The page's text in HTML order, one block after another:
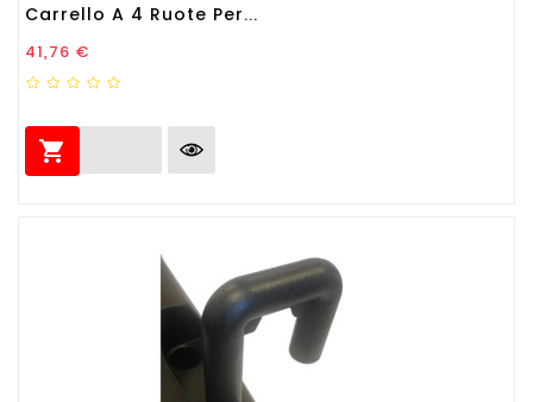
Carrello A 4 Ruote Per...
Prezzo
41,76 €
